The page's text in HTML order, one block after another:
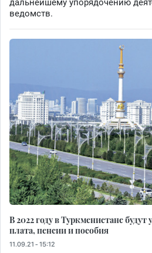
дальнейшему упорядочению
ведомств.
В 2022 году в Туркменистане
плата, пенсии и пособия
11.09.21 - 15:12